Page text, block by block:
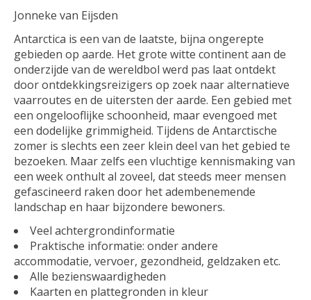
Jonneke van Eijsden
Antarctica is een van de laatste, bijna ongerepte
gebieden op aarde. Het grote witte continent aan de
onderzijde van de wereldbol werd pas laat ontdekt
door ontdekkingsreizigers op zoek naar alternatieve
vaarroutes en de uitersten der aarde. Een gebied met
een ongelooflijke schoonheid, maar evengoed met
een dodelijke grimmigheid. Tijdens de Antarctische
zomer is slechts een zeer klein deel van het gebied te
bezoeken. Maar zelfs een vluchtige kennismaking van
een week onthult al zoveel, dat steeds meer mensen
gefascineerd raken door het adembenemende
landschap en haar bijzondere bewoners.
Veel achtergrondinformatie
Praktische informatie: onder andere
accommodatie, vervoer, gezondheid, geldzaken etc.
Alle bezienswaardigheden
Kaarten en plattegronden in kleur